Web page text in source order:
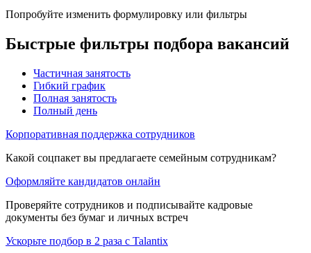
Попробуйте изменить формулировку или фильтры
Быстрые фильтры подбора вакансий
Частичная занятость
Гибкий график
Полная занятость
Полный день
Корпоративная поддержка сотрудников
Какой соцпакет вы предлагаете семейным сотрудникам?
Оформляйте кандидатов онлайн
Проверяйте сотрудников и подписывайте кадровые
документы без бумаг и личных встреч
Ускорьте подбор в 2 раза с Talantix